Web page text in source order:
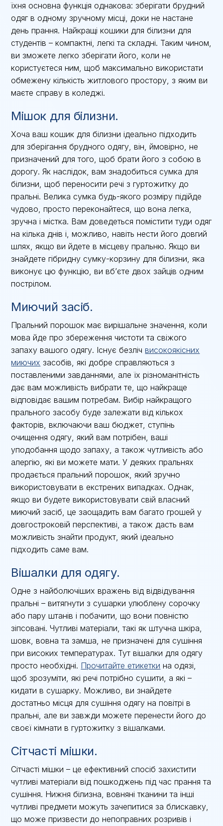
їхня основна функція однакова: зберігати брудний
одяг в одному зручному місці, доки не настане
день прання. Найкращі кошики для білизни для
студентів – компактні, легкі та складні. Таким чином,
ви зможете легко зберігати його, коли не
користуєтеся ним, щоб максимально використати
обмежену кількість житлового простору, з яким ви
маєте справу в коледжі.
Мішок для білизни.
Хоча ваш кошик для білизни ідеально підходить
для зберігання брудного одягу, він, ймовірно, не
призначений для того, щоб брати його з собою в
дорогу. Як наслідок, вам знадобиться сумка для
білизни, щоб переносити речі з гуртожитку до
пральні. Велика сумка будь-якого розміру підійде
чудово, просто переконайтеся, що вона легка,
зручна і містка. Вам доведеться помістити туди одяг
на кілька днів і, можливо, навіть нести його довгий
шлях, якщо ви йдете в місцеву пральню. Якщо ви
знайдете гібридну сумку-корзину для білизни, яка
виконує цю функцію, ви вб’єте двох зайців одним
пострілом.
Миючий засіб.
Пральний порошок має вирішальне значення, коли
мова йде про збереження чистоти та свіжого
запаху вашого одягу. Існує безлічвисокоякісних
миючих засобів, які добре справляються з
поставленими завданнями, але їх різноманітність
дає вам можливість вибрати те, що найкраще
відповідає вашим потребам. Вибір найкращого
прального засобу буде залежати від кількох
факторів, включаючи ваш бюджет, ступінь
очищення одягу, який вам потрібен, ваші
уподобання щодо запаху, а також чутливість або
алергію, які ви можете мати. У деяких пральнях
продається пральний порошок, який зручно
використовувати в екстрених випадках. Однак,
якщо ви будете використовувати свій власний
миючий засіб, це заощадить вам багато грошей у
довгостроковій перспективі, а також дасть вам
можливість знайти продукт, який ідеально
підходить саме вам.
Вішалки для одягу.
Одне з найболючіших вражень від відвідування
пральні – витягнути з сушарки улюблену сорочку
або пару штанів і побачити, що вони повністю
зіпсовані. Чутливі матеріали, такі як штучна шкіра,
шовк, вовна та замша, не призначені для сушіння
при високих температурах. Тут вішалки для одягу
просто необхідні. Прочитайте етикетки на одязі,
щоб зрозуміти, які речі потрібно сушити, а які –
кидати в сушарку. Можливо, ви знайдете
достатньо місця для сушіння одягу на повітрі в
пральні, але ви завжди можете перенести його до
своєї кімнати в гуртожитку з вішалками.
Сітчасті мішки.
Сітчасті мішки – це ефективний спосіб захистити
чутливі матеріали від пошкоджень під час прання та
сушіння. Нижня білизна, вовняні тканини та інші
чутливі предмети можуть зачепитися за блискавку,
що може призвести до непоправних розривів і